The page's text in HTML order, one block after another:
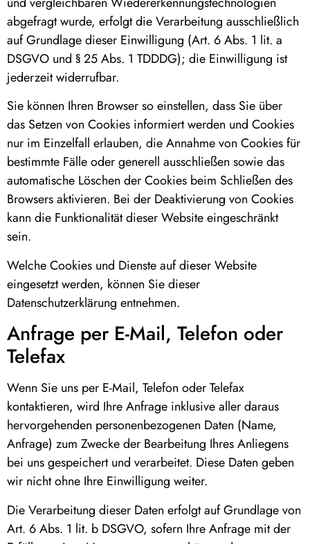
abgefragt wurde, erfolgt die Verarbeitung ausschließlich
auf Grundlage dieser Einwilligung (Art. 6 Abs. 1 lit. a
DSGVO und § 25 Abs. 1 TDDDG); die Einwilligung ist
jederzeit widerrufbar.
Sie können Ihren Browser so einstellen, dass Sie über
das Setzen von Cookies informiert werden und Cookies
nur im Einzelfall erlauben, die Annahme von Cookies für
bestimmte Fälle oder generell ausschließen sowie das
automatische Löschen der Cookies beim Schließen des
Browsers aktivieren. Bei der Deaktivierung von Cookies
kann die Funktionalität dieser Website eingeschränkt
sein.
Welche Cookies und Dienste auf dieser Website
eingesetzt werden, können Sie dieser
Datenschutzerklärung entnehmen.
Anfrage per E-Mail, Telefon oder
Telefax
Wenn Sie uns per E-Mail, Telefon oder Telefax
kontaktieren, wird Ihre Anfrage inklusive aller daraus
hervorgehenden personenbezogenen Daten (Name,
Anfrage) zum Zwecke der Bearbeitung Ihres Anliegens
bei uns gespeichert und verarbeitet. Diese Daten geben
wir nicht ohne Ihre Einwilligung weiter.
Die Verarbeitung dieser Daten erfolgt auf Grundlage von
Art. 6 Abs. 1 lit. b DSGVO, sofern Ihre Anfrage mit der